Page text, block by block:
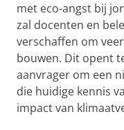
met eco-angst bij
zal docenten en
verschaffen om
bouwen. Dit opent
aanvrager om een
die huidige kennis
impact van